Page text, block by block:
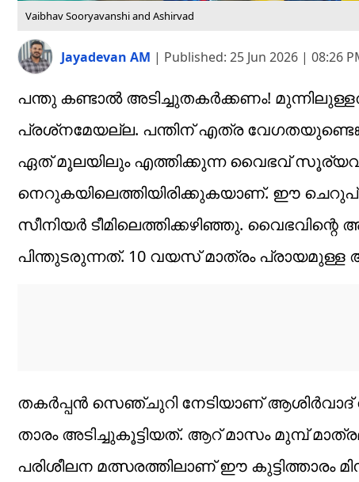
Vaibhav Sooryavanshi and Ashirvad
Jayadevan AM | Published: 25 Jun 2026 | 08:26
പന്തു കണ്ടാല്‍ അടിച്ചുതകര്‍ക്കണം!
പ്രശ്‌നമേയല്ല. പന്തിന് എത്ര
ഏത് മൂലയിലും എത്തിക്കുന്ന വൈഭവ്
നെറുകയിലെത്തിയിരിക്കുകയാണ്. ഈ
സീനിയര്‍ ടീമിലെത്തിക്കഴിഞ്ഞു.
പിന്തുടരുന്നത്. 10 വയസ് മാത്രം
തകര്‍പ്പന്‍ സെഞ്ചുറി നേടിയാണ് ആശിര്‍വാദ്
താരം അടിച്ചുകൂട്ടിയത്. ആറ് മാസം മുമ്പ്
പരിശീലന മത്സരത്തിലാണ് ഈ കുട്ടിത്താരം